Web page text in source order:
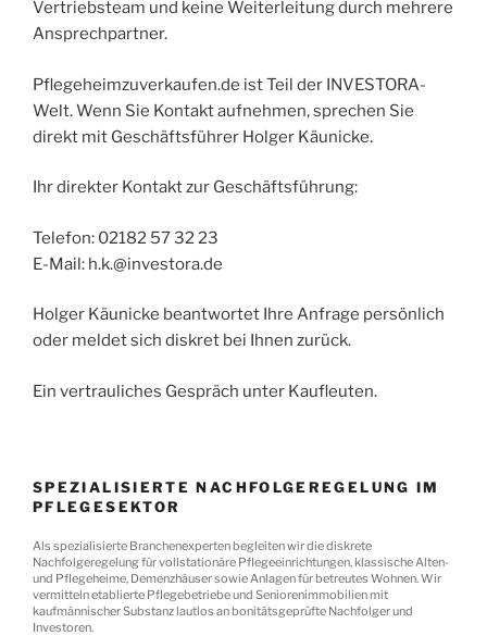
Vertriebsteam und keine Weiterleitung durch mehrere
Ansprechpartner.
Pflegeheimzuverkaufen.de ist Teil der INVESTORA-
Welt. Wenn Sie Kontakt aufnehmen, sprechen Sie
direkt mit Geschäftsführer Holger Käunicke.
Ihr direkter Kontakt zur Geschäftsführung:
Telefon: 02182 57 32 23
E-Mail: h.k.@investora.de
Holger Käunicke beantwortet Ihre Anfrage persönlich
oder meldet sich diskret bei Ihnen zurück.
Ein vertrauliches Gespräch unter Kaufleuten.
SPEZIALISIERTE NACHFOLGEREGELUNG IM
PFLEGESEKTOR
Als spezialisierte Branchenexperten begleiten wir die diskrete
Nachfolgeregelung für vollstationäre Pflegeeinrichtungen, klassische Alten-
und Pflegeheime, Demenzhäuser sowie Anlagen für betreutes Wohnen. Wir
vermitteln etablierte Pflegebetriebe und Seniorenimmobilien mit
kaufmännischer Substanz lautlos an bonitätsgeprüfte Nachfolger und
Investoren.